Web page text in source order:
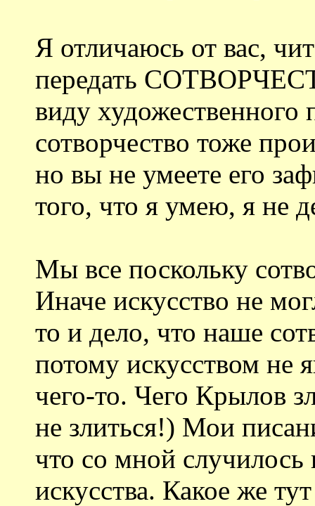
Я отличаюсь от вас,
передать
виду художественного
сотворчество тоже
но вы не умеете его
того, что я умею, я не
Мы все поскольку
Иначе искусство не
то и дело, что наше
потому искусством не
чего-то. Чего Крылов
не злиться!) Мои
что со мной случилось
искусства. Какое же